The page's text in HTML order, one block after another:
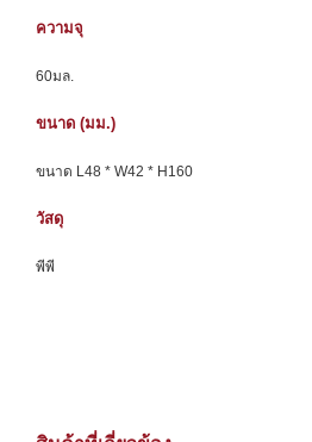
ความจุ
60มล.
ขนาด (มม.)
ขนาด L48 * W42 * H160
วัสดุ
พีพี